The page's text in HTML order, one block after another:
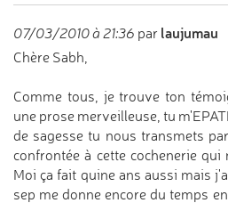
07/03/2010 à 21:36 par laujumau
Chère Sabh,
Comme tous, je trouve ton
une prose merveilleuse, tu
de sagesse tu nous transmets
confrontée à cette cochenerie
Moi ça fait quine ans aussi mais
sep me donne encore du temps